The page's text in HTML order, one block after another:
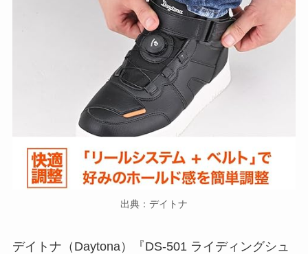
出典：デイトナ
デイトナ（Daytona）『DS-501 ライディングシュ